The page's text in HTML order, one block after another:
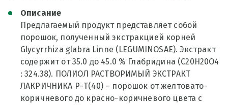
Описание
Предлагаемый продукт представляет собой
порошок, полученный экстракцией корней
Glycyrrhiza glabra Linne (LEGUMINOSAE). Экстракт
содержит от 35.0 до 45.0 % Глабридина (С20Н20О4
: 324.38). ПОЛИОЛ РАСТВОРИМЫЙ ЭКСТРАКТ
ЛАКРИЧНИКА Р-Т(40) – порошок от желтовато-
коричневого до красно-коричневого цвета с